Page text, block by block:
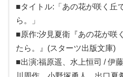
■タイトル:「あの花が咲く丘
ら。」
■原作:汐見夏衛『あの花が咲
たら。』(スターツ出版文庫)
■出演:福原遥、水上恒司 / 伊